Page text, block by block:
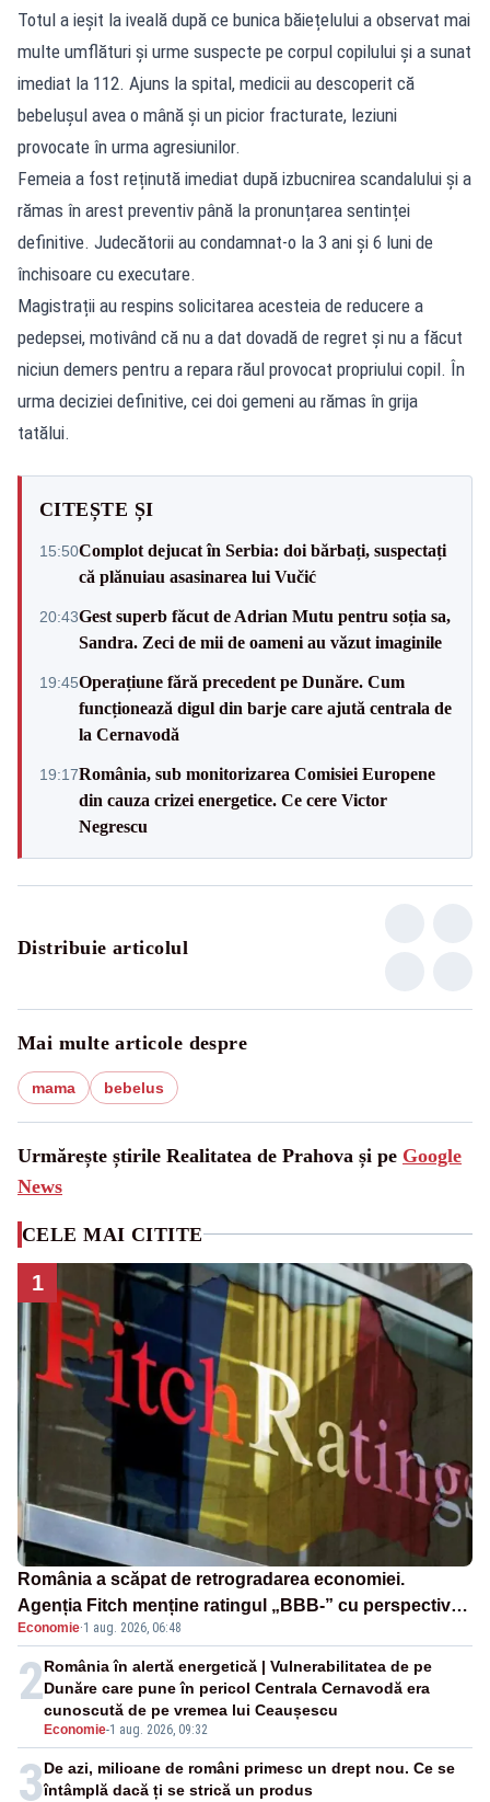
Totul a ieșit la iveală după ce bunica băiețelului a observat mai
multe umflături și urme suspecte pe corpul copilului și a sunat
imediat la 112. Ajuns la spital, medicii au descoperit că
bebelușul avea o mână și un picior fracturate, leziuni
provocate în urma agresiunilor.
Femeia a fost reținută imediat după izbucnirea scandalului și a
rămas în arest preventiv până la pronunțarea sentinței
definitive. Judecătorii au condamnat-o la 3 ani și 6 luni de
închisoare cu executare.
Magistrații au respins solicitarea acesteia de reducere a
pedepsei, motivând că nu a dat dovadă de regret și nu a făcut
niciun demers pentru a repara răul provocat propriului copil. În
urma deciziei definitive, cei doi gemeni au rămas în grija
tatălui.
CITEȘTE ȘI
15:50Complot dejucat în Serbia: doi bărbați, suspectați
că plănuiau asasinarea lui Vučić
20:43Gest superb făcut de Adrian Mutu pentru soția sa,
Sandra. Zeci de mii de oameni au văzut imaginile
19:45Operațiune fără precedent pe Dunăre. Cum
funcționează digul din barje care ajută centrala de
la Cernavodă
19:17România, sub monitorizarea Comisiei Europene
din cauza crizei energetice. Ce cere Victor
Negrescu
Distribuie articolul
Mai multe articole despre
mama bebelus
Urmărește știrile Realitatea de Prahova și pe Google
News
CELE MAI CITITE
1
România a scăpat de retrogradarea economiei.
Agenția Fitch menține ratingul „BBB-” cu perspectivă
negativă
Economie·1 aug. 2026, 06:48
2
Economie-1 aug. 2026, 09:32
România în alertă energetică | Vulnerabilitatea de pe
Dunăre care pune în pericol Centrala Cernavodă era
cunoscută de pe vremea lui Ceaușescu
3De azi, milioane de români primesc un drept nou. Ce se
întâmplă dacă ți se strică un produs